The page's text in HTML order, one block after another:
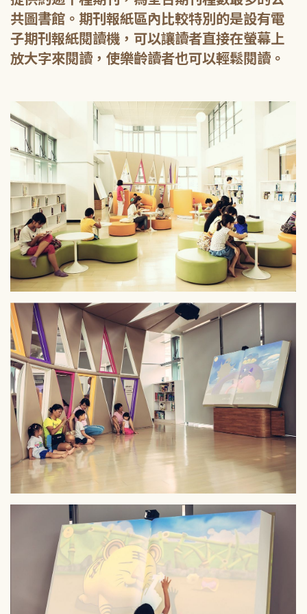
共圖書館。期刊報紙區內比較特別的是設有電
子期刊報紙閱讀機，可以讓讀者直接在螢幕上
放大字來閱讀，使樂齡讀者也可以輕鬆閱讀。